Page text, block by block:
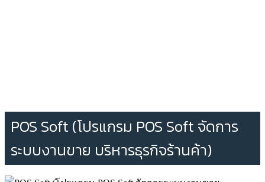
POS Soft (โปรแกรม POS Soft จัดการ
ระบบงานขาย บริหารธุรกิจร้านค้า)